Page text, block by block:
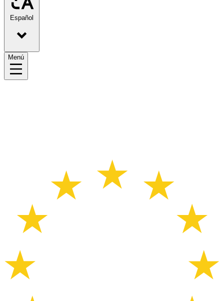
Español
Menú